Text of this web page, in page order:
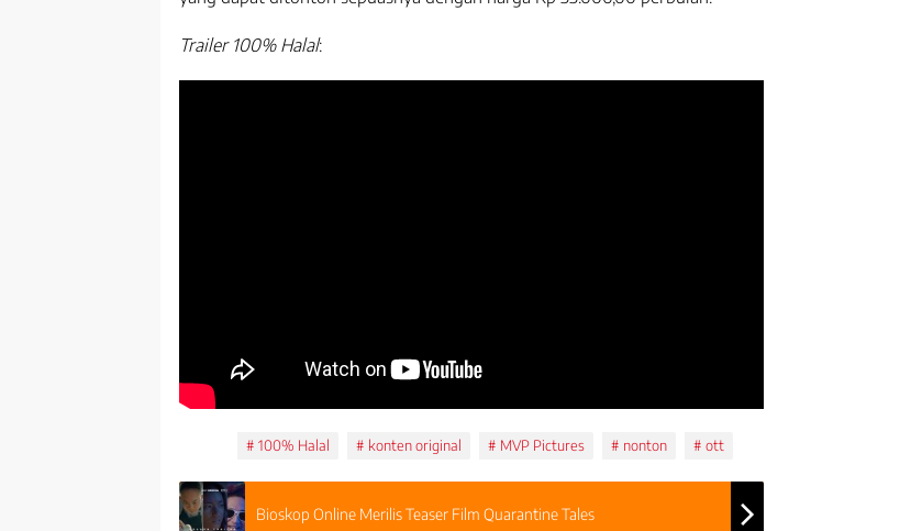
Trailer 100% Halal:
100% Halal konten original MVP Pictures nonton ott
Bioskop Online Merilis Teaser Film Quarantine Tales